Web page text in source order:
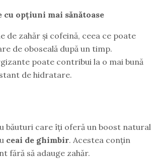
opțiuni mai sănătoase
de zahăr și cofeină, ceea ce poate
de oboseală după un timp.
poate contribui la o mai bună
de hidratare.
băuturi care îți oferă un boost natural
ceai de ghimbir. Acestea conțin
fără să adauge zahăr.